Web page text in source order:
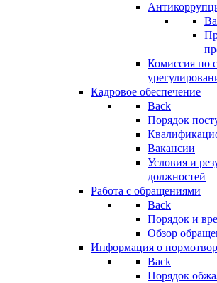
Комиссия по
Кадровое обеспечение
Back
Порядок
Вакансии
Условия и
должностей
Работа с обращениями
Back
Порядок и
Обзор
Информация о
Back
Порядок